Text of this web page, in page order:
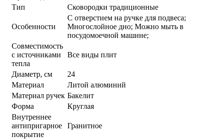
Тип
Сковородки традиционные
Особенности
С отверстием на ручке для подвеса;
Многослойное дно; Можно мыть в
посудомоечной машине;
Совместимость
с источниками
тепла
Все виды плит
Диаметр, см
24
Материал
Литой алюминий
Материал ручек Бакелит
Форма
Круглая
Внутреннее
антипригарное
покрытие
Гранитное